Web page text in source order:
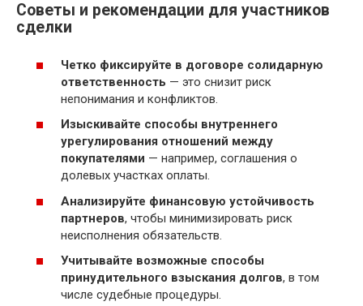
Советы и рекомендации для участников
сделки
Четко фиксируйте в договоре солидарную
ответственность — это снизит риск
непонимания и конфликтов.
Изыскивайте способы внутреннего
урегулирования отношений между
покупателями — например, соглашения о
долевых участках оплаты.
Анализируйте финансовую устойчивость
партнеров, чтобы минимизировать риск
неисполнения обязательств.
Учитывайте возможные способы
принудительного взыскания долгов, в том
числе судебные процедуры.